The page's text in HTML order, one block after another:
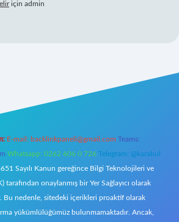
için admin
E-mail: backlinkpaneli@gmail.com Teams:
Whatsapp: 0262 606 0 726 Telegram: @karabul
Sayılı Kanun gereğince Bilgi Teknolojileri ve
tarafından onaylanmış bir Yer Sağlayıcı olarak
Bu nedenle, sitedeki içerikleri proaktif olarak
yükümlülüğümüz bulunmamaktadır. Ancak,